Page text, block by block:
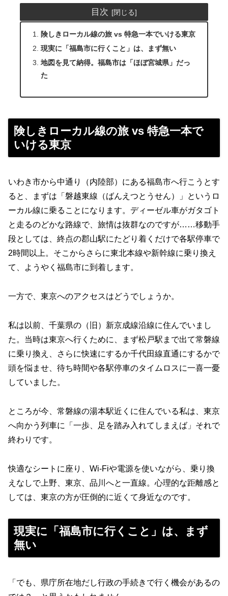
目次
険しきローカル線の旅 vs 特急一本でいける東京
現実に「福島市に行くこと」は、まず無い
地図を見て納得。福島市は「ほぼ宮城県」だっ
た
険しきローカル線の旅 vs 特急一本で
いける東京
いわき市から中通り（内陸部）にある福島市へ行こうとす
ると、まずは「磐越東線（ばんえつとうせん）」というロ
ーカル線に乗ることになります。ディーゼル車がガタゴト
と走るのどかな路線で、旅情は抜群なのですが……移動手
段としては、終点の郡山駅にたどり着くだけで各駅停車で
2時間以上。そこからさらに東北本線や新幹線に乗り換え
て、ようやく福島市に到着します。
一方で、東京へのアクセスはどうでしょうか。
私は以前、千葉県の（旧）新京成線沿線に住んでいまし
た。当時は東京へ行くために、まず松戸駅まで出て常磐線
に乗り換え、さらに快速にするか千代田線直通にするかで
頭を悩ませ、待ち時間や各駅停車のタイムロスに一喜一憂
していました。
ところが今、常磐線の湯本駅近くに住んでいる私は、東京
へ向かう列車に「一歩、足を踏み入れてしまえば」それで
終わりです。
快適なシートに座り、Wi-Fiや電源を使いながら、乗り換
えなしで上野、東京、品川へと一直線。心理的な距離感と
しては、東京の方が圧倒的に近くて身近なのです。
現実に「福島市に行くこと」は、まず
無い
「でも、県庁所在地だし行政の手続きで行く機会があるの